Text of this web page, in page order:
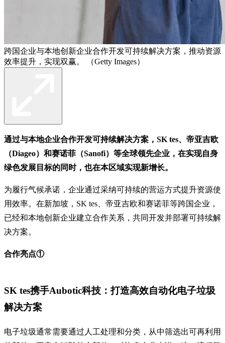
跨国企业与本地创新企业合作开发可持续解决方案，推动资源
效率提升，实现双赢。 （Getty Images）
通过与本地企业合作开发可持续解决方案，SK tes、帝亚吉欧
（Diageo）和赛诺菲（Sanofi）等全球领先企业，在实现自身
绿色发展目标的同时，也在本区域实现新增长。
为履行气候承诺，企业通过采纳可持续的营运方式提升资源使
用效率。在新加坡，SK tes、帝亚吉欧和赛诺菲等跨国企业，
已经和本地创新企业建立合作关系，共同开发并部署可持续解
决方案。
合作亮点①
SK tes携手Aubotic科技：打造高效自动化电子垃圾
解决方案
电子垃圾通常需要通过人工处理和分类，从中筛选出可再利用